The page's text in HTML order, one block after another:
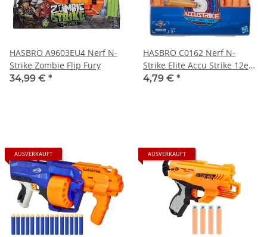
HASBRO A9603EU4 Nerf N-
Strike Zombie Flip Fury
34,99 € *
HASBRO C0162 Nerf N-
Strike Elite Accu Strike 12er
Dart Nachfüllpack
4,79 € *
AUSVERKAUFT AUSVERKAUFT